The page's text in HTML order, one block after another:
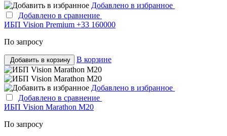
Добавлено в избранное
Добавлено в сравнение
ИБП Vision Premium +33 160000
По запросу
Добавить в корзину В корзине
Добавлено в избранное
Добавлено в сравнение
ИБП Vision Marathon M20
По запросу